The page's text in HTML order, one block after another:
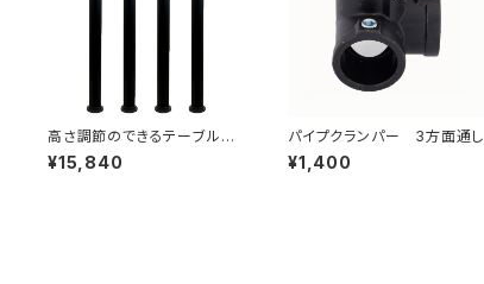
高さ調節のできるテーブル
脚 570~770mm ブラッ
ク
¥15,840
パイプクランパー 3方面通し
¥1,400